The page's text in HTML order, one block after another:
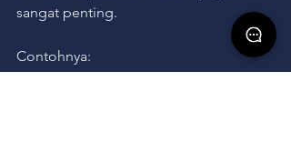
sangat penting.
Contohnya:
Toolkit sederhana